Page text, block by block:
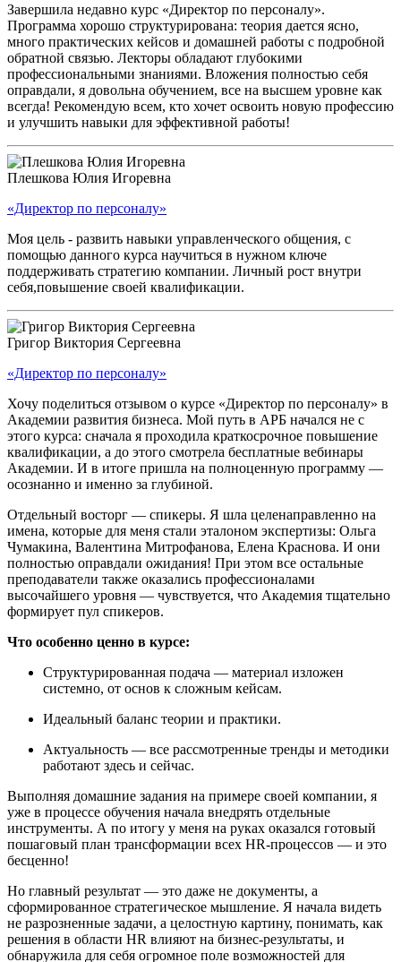
Завершила недавно курс «Директор по персоналу».
Программа хорошо структурирована: теория дается ясно,
много практических кейсов и домашней работы с подробной
обратной связью. Лекторы обладают глубокими
профессиональными знаниями. Вложения полностью себя
оправдали, я довольна обучением, все на высшем уровне как
всегда! Рекомендую всем, кто хочет освоить новую профессию
и улучшить навыки для эффективной работы!
Плешкова Юлия Игоревна
«Директор по персоналу»
Моя цель - развить навыки управленческого общения, с
помощью данного курса научиться в нужном ключе
поддерживать стратегию компании. Личный рост внутри
себя,повышение своей квалификации.
Григор Виктория Сергеевна
«Директор по персоналу»
Хочу поделиться отзывом о курсе «Директор по персоналу» в
Академии развития бизнеса. Мой путь в АРБ начался не с
этого курса: сначала я проходила краткосрочное повышение
квалификации, а до этого смотрела бесплатные вебинары
Академии. И в итоге пришла на полноценную программу —
осознанно и именно за глубиной.
Отдельный восторг — спикеры. Я шла целенаправленно на
имена, которые для меня стали эталоном экспертизы: Ольга
Чумакина, Валентина Митрофанова, Елена Краснова. И они
полностью оправдали ожидания! При этом все остальные
преподаватели также оказались профессионалами
высочайшего уровня — чувствуется, что Академия тщательно
формирует пул спикеров.
Что особенно ценно в курсе:
Структурированная подача — материал изложен
системно, от основ к сложным кейсам.
Идеальный баланс теории и практики.
Актуальность — все рассмотренные тренды и методики
работают здесь и сейчас.
Выполняя домашние задания на примере своей компании, я
уже в процессе обучения начала внедрять отдельные
инструменты. А по итогу у меня на руках оказался готовый
пошаговый план трансформации всех HR-процессов — и это
бесценно!
Но главный результат — это даже не документы, а
сформированное стратегическое мышление. Я начала видеть
не разрозненные задачи, а целостную картину, понимать, как
решения в области HR влияют на бизнес-результаты, и
обнаружила для себя огромное поле возможностей для